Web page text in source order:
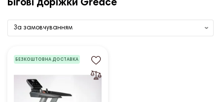
Бігові доріжки Greace
БЕЗКОШТОВНА ДОСТАВКА